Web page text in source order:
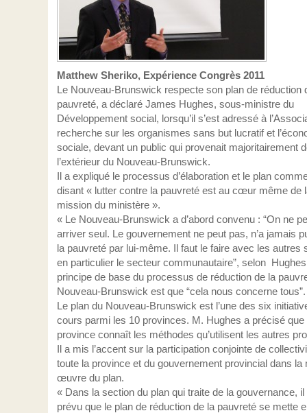
Matthew Sheriko, Expérience Congrès 2011
Le Nouveau-Brunswick respecte son plan de réduction
pauvreté, a déclaré James Hughes, sous-ministre du
Développement social, lorsqu’il s’est adressé à
recherche sur les organismes sans but lucratif et
sociale, devant un public qui provenait majoritairement
l’extérieur du Nouveau-Brunswick.
Il a expliqué le processus d’élaboration et le plan
disant « lutter contre la pauvreté est au cœur même de
mission du ministère ».
« Le Nouveau-Brunswick a d’abord convenu : “On ne
arriver seul. Le gouvernement ne peut pas, n’a jamais
la pauvreté par lui-même. Il faut le faire avec les autres
en particulier le secteur communautaire”, selon
principe de base du processus de réduction de la
Nouveau-Brunswick est que “cela nous concerne
Le plan du Nouveau-Brunswick est l’une des six
cours parmi les 10 provinces. M. Hughes a précisé que
province connaît les méthodes qu’utilisent les autres
Il a mis l’accent sur la participation conjointe de
toute la province et du gouvernement provincial dans la
œuvre du plan.
« Dans la section du plan qui traite de la gouvernance, il
prévu que le plan de réduction de la pauvreté se mette